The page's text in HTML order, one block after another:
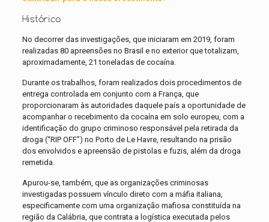
Histórico
No decorrer das investigações, que iniciaram em 2019, foram
realizadas 80 apreensões no Brasil e no exterior que totalizam,
aproximadamente, 21 toneladas de cocaína.
Durante os trabalhos, foram realizados dois procedimentos de
entrega controlada em conjunto com a França, que
proporcionaram às autoridades daquele país a oportunidade de
acompanhar o recebimento da cocaína em solo europeu, com a
identificação do grupo criminoso responsável pela retirada da
droga (“RIP OFF”) no Porto de Le Havre, resultando na prisão
dos envolvidos e apreensão de pistolas e fuzis, além da droga
remetida.
Apurou-se, também, que as organizações criminosas
investigadas possuem vínculo direto com a máfia italiana,
especificamente com uma organização mafiosa constituída na
região da Calábria, que contrata a logística executada pelos